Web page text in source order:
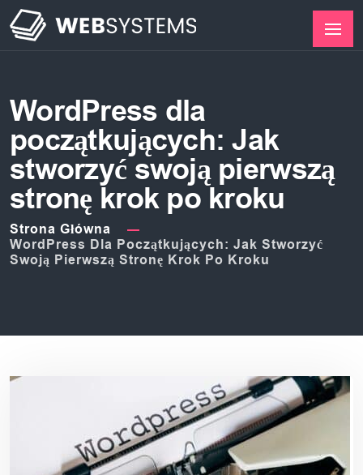
WordPress dla
początkujących: Jak
stworzyć swoją pierwszą
stronę krok po kroku
Strona Główna
WordPress Dla Początkujących: Jak Stworzyć
Swoją Pierwszą Stronę Krok Po Kroku